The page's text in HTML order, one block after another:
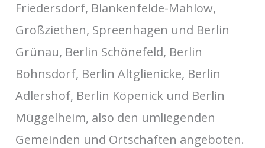
Friedersdorf, Blankenfelde-Mahlow,
Großziethen, Spreenhagen und Berlin
Grünau, Berlin Schönefeld, Berlin
Bohnsdorf, Berlin Altglienicke, Berlin
Adlershof, Berlin Köpenick und Berlin
Müggelheim, also den umliegenden
Gemeinden und Ortschaften angeboten.